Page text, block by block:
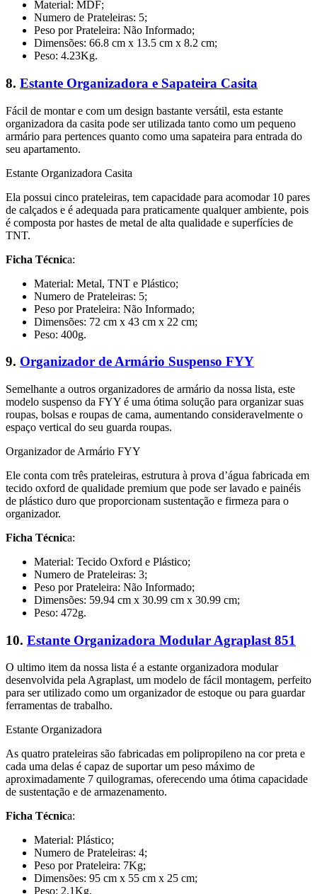
Material: MDF;
Numero de Prateleiras: 5;
Peso por Prateleira: Não Informado;
Dimensões: 66.8 cm x 13.5 cm x 8.2 cm;
Peso: 4.23Kg.
8. Estante Organizadora e Sapateira Casita
Fácil de montar e com um design bastante versátil, esta estante
organizadora da casita pode ser utilizada tanto como um pequeno
armário para pertences quanto como uma sapateira para entrada do
seu apartamento.
Estante Organizadora Casita
Ela possui cinco prateleiras, tem capacidade para acomodar 10 pares
de calçados e é adequada para praticamente qualquer ambiente, pois
é composta por hastes de metal de alta qualidade e superfícies de
TNT.
Ficha Técnica:
Material: Metal, TNT e Plástico;
Numero de Prateleiras: 5;
Peso por Prateleira: Não Informado;
Dimensões: 72 cm x 43 cm x 22 cm;
Peso: 400g.
9. Organizador de Armário Suspenso FYY
Semelhante a outros organizadores de armário da nossa lista, este
modelo suspenso da FYY é uma ótima solução para organizar suas
roupas, bolsas e roupas de cama, aumentando consideravelmente o
espaço vertical do seu guarda roupas.
Organizador de Armário FYY
Ele conta com três prateleiras, estrutura à prova d’água fabricada em
tecido oxford de qualidade premium que pode ser lavado e painéis
de plástico duro que proporcionam sustentação e firmeza para o
organizador.
Ficha Técnica:
Material: Tecido Oxford e Plástico;
Numero de Prateleiras: 3;
Peso por Prateleira: Não Informado;
Dimensões: 59.94 cm x 30.99 cm x 30.99 cm;
Peso: 472g.
10. Estante Organizadora Modular Agraplast 851
O ultimo item da nossa lista é a estante organizadora modular
desenvolvida pela Agraplast, um modelo de fácil montagem, perfeito
para ser utilizado como um organizador de estoque ou para guardar
ferramentas de trabalho.
Estante Organizadora
As quatro prateleiras são fabricadas em polipropileno na cor preta e
cada uma delas é capaz de suportar um peso máximo de
aproximadamente 7 quilogramas, oferecendo uma ótima capacidade
de sustentação e de armazenamento.
Ficha Técnica:
Material: Plástico;
Numero de Prateleiras: 4;
Peso por Prateleira: 7Kg;
Dimensões: 95 cm x 55 cm x 25 cm;
Peso: 2.1Kg.